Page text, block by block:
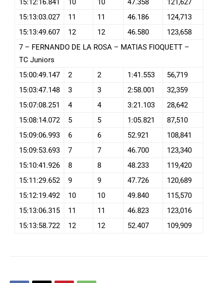
15:12:16.841 10 10 47.358
121,627
15:13:03.027
11 11 46.186
124,713
15:13:49.607
12 12 46.580
123,658
7 – FERNANDO DE LA ROSA – MATIAS FIOQUETT –
TC Juniors
15:00:49.147
2 2 1:41.553
56,719
15:03:47.148
3 3 2:58.001
32,359
15:07:08.251
4 4 3:21.103
28,642
15:08:14.072
5 5 1:05.821
87,510
15:09:06.993
6 6 52.921
108,841
15:09:53.693
7 7 46.700
123,340
15:10:41.926
8 8 48.233
119,420
15:11:29.652
9 9 47.726
120,689
15:12:19.492
10 10 49.840
115,570
15:13:06.315
11 11 46.823
123,016
15:13:58.722
12 12 52.407 109,909